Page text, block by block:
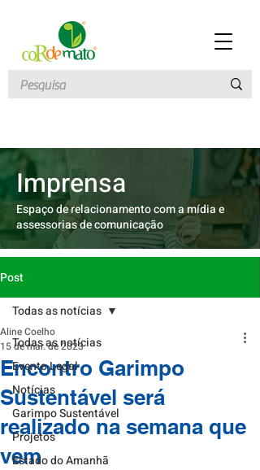
Imprensa
Espaço de relacionamento com a mídia e
assessorias de comunicação
Post
Todas as notícias
Evento Legal
Notícias
Garimpo Sustentável
Projetos
Estado do Amanhã
Todas as notícias
Encontro Garimpo
Sustentável será
realizado na semana que
vem
Aline Coelho
15 de mar. de 2023